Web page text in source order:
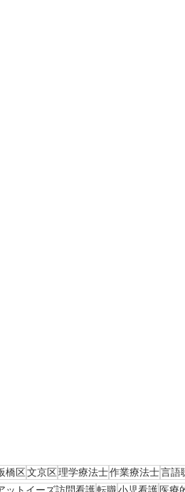
橋区文京区理学療法士作業療法士言語
ットイーズ訪問看護転職小児看護 医療